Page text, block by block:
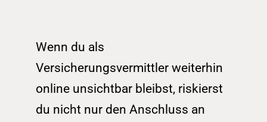
Wenn du als
Versicherungsvermittler weiterhin
online unsichtbar bleibst, riskierst
du nicht nur den Anschluss an